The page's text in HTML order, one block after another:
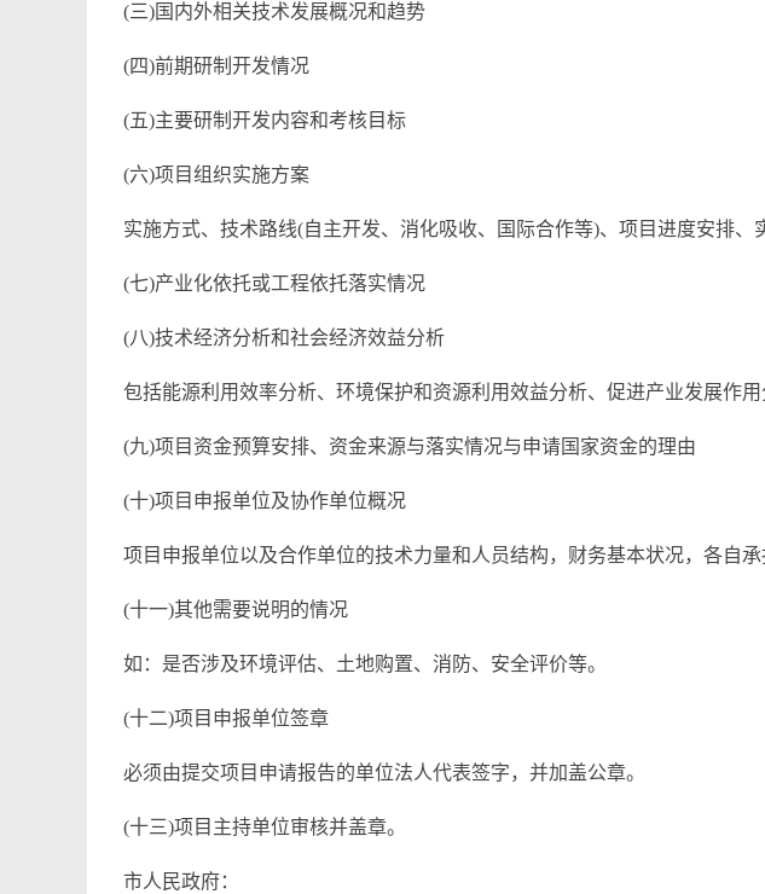
(三)国内外相关技术发展概况和趋势
(四)前期研制开发情况
(五)主要研制开发内容和考核目标
(六)项目组织实施方案
实施方式、技术路线(自主开发、消化吸收、国际合作等)、项目进度安排、
(七)产业化依托或工程依托落实情况
(八)技术经济分析和社会经济效益分析
包括能源利用效率分析、环境保护和资源利用效益分析、促进产业发展作
(九)项目资金预算安排、资金来源与落实情况与申请国家资金的理由
(十)项目申报单位及协作单位概况
项目申报单位以及合作单位的技术力量和人员结构，财务基本状况，各自
(十一)其他需要说明的情况
如：是否涉及环境评估、土地购置、消防、安全评价等。
(十二)项目申报单位签章
必须由提交项目申请报告的单位法人代表签字，并加盖公章。
(十三)项目主持单位审核并盖章。
市人民政府：